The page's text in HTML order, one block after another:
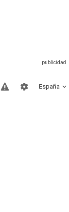
España